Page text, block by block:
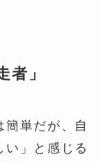
者」
簡単だが、自
い」と感じる